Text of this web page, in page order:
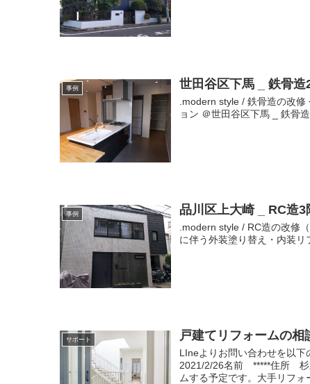
事例 世田谷区下馬 _ 鉄骨
.modern style / 鉄骨造の改
ョン ＠世田谷区下馬 _ 鉄骨
事例 品川区上大崎 _ RC造
.modern style / RC造の改修
に伴う外装塗り替え・内装リ
サポート 戸建てリフォームの
LIneよりお問い合わせを以下
2021/2/26名前 *****住所 杉
ムする予定です。大手リフォ